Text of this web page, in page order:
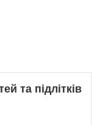
та підлітків